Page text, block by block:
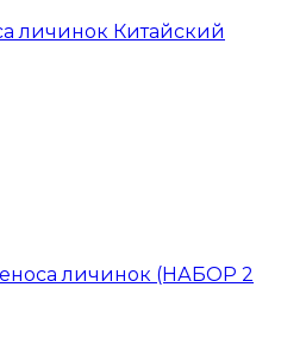
личинок Китайский